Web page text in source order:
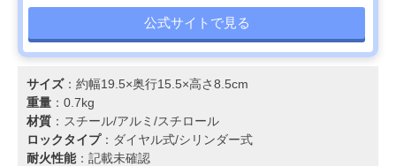
公式サイトで見る
サイズ：約幅19.5×奥行15.5×高さ8.5cm
重量 ：0.7kg
材質 ：スチール/アルミ/スチロール
ロックタイプ：ダイヤル式/シリンダー式
耐火性能：記載未確認